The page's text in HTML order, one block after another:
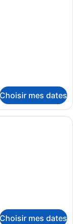
Choisir mes dates
d’hôtel avec deux
Choisir mes dates